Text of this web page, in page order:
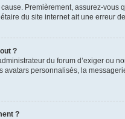
Premièrement, assurez-
du site internet ait une erreur
?
du forum d’exiger ou
personnalisés, la
?